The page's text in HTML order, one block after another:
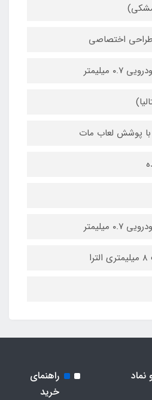
اختصاصی
میلیمتر
با پوشش لعاب مات
میلیمتر
نماد
راهنمای
خرید